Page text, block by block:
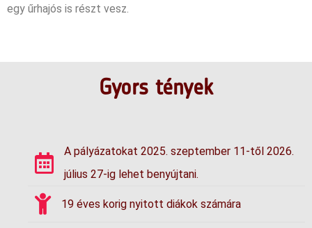
egy űrhajós is részt vesz.
Gyors tények
A pályázatokat 2025. szeptember 11-től 2026.
július 27-ig lehet benyújtani.
19 éves korig nyitott diákok számára